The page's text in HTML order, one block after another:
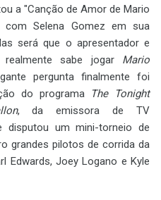
a "Canção de Amor de Mario
Selena Gomez em sua
será que o apresentador e
realmente sabe jogar Mario
pergunta finalmente foi
do programa
The Tonight
, da emissora de TV
disputou um mini-torneio de
grandes pilotos de corrida da
Edwards, Joey Logano e Kyle